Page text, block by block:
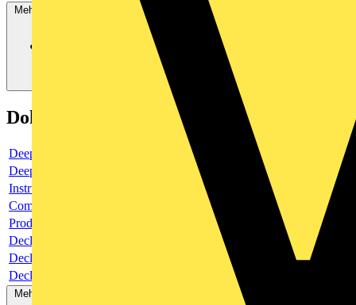
Mehr anzeigen
Dokumente
Deeplink product page
Deeplink REACH
Instructions for use
Compliance: RoHS, REACH, TSCA
Product data sheet
Declaration RoHS
Declaration DOC CE (Declaration of conformity CE)
Declaration EPD (Environmental Product Declaration)
Mehr anzeigen